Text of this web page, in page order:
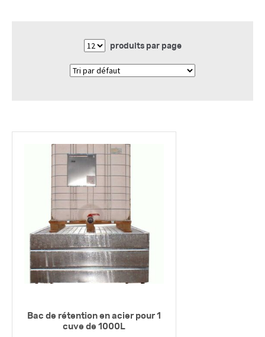
produits par page
Bac de rétention en acier pour 1
cuve de 1000L